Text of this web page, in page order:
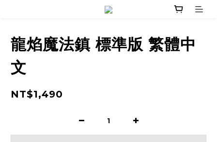
龍焰魔法鎮 標準版 繁體中
文
NT$1,490